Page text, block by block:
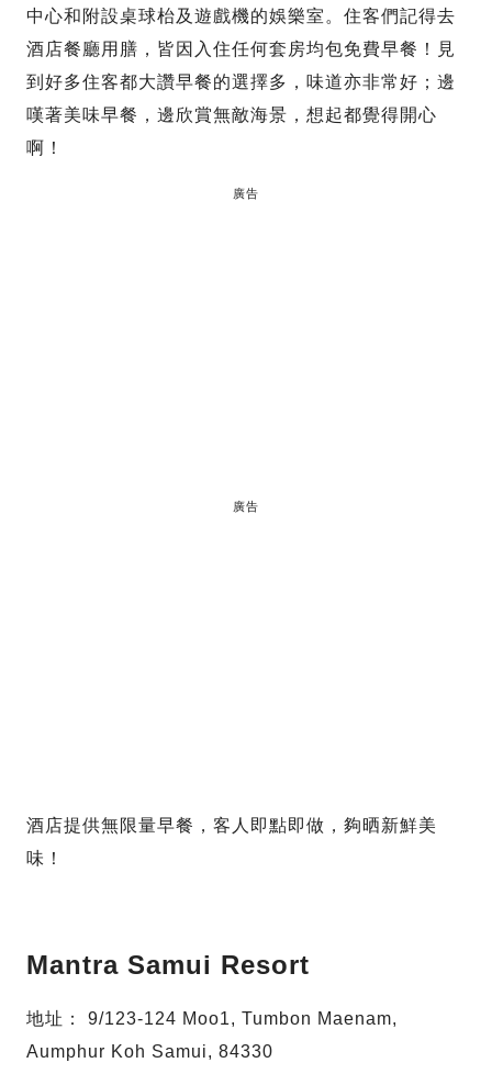
中心和附設桌球枱及遊戲機的娛樂室。住客們記得去
酒店餐廳用膳，皆因入住任何套房均包免費早餐！見
到好多住客都大讚早餐的選擇多，味道亦非常好；邊
嘆著美味早餐，邊欣賞無敵海景，想起都覺得開心
啊！
廣告
廣告
酒店提供無限量早餐，客人即點即做，夠晒新鮮美
味！
Mantra Samui Resort
地址： 9/123-124 Moo1, Tumbon Maenam,
Aumphur Koh Samui, 84330